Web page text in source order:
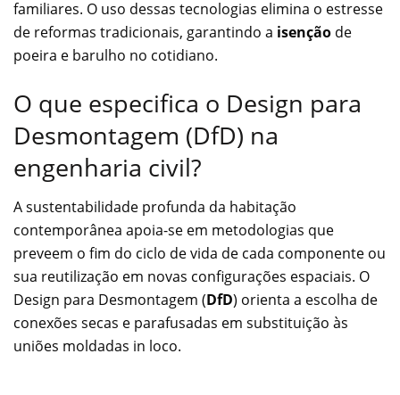
familiares. O uso dessas tecnologias elimina o estresse
de reformas tradicionais, garantindo a isenção de
poeira e barulho no cotidiano.
O que especifica o Design para
Desmontagem (DfD) na
engenharia civil?
A sustentabilidade profunda da habitação
contemporânea apoia-se em metodologias que
preveem o fim do ciclo de vida de cada componente ou
sua reutilização em novas configurações espaciais. O
Design para Desmontagem (DfD) orienta a escolha de
conexões secas e parafusadas em substituição às
uniões moldadas in loco.